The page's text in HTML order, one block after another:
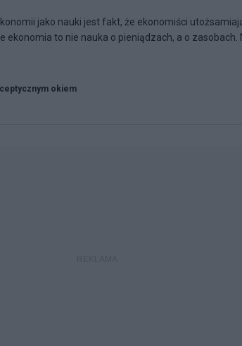
jako nauki jest fakt, że ekonomiści
ekonomia to nie nauka o pieniądzach, a o zasobach.
okiem